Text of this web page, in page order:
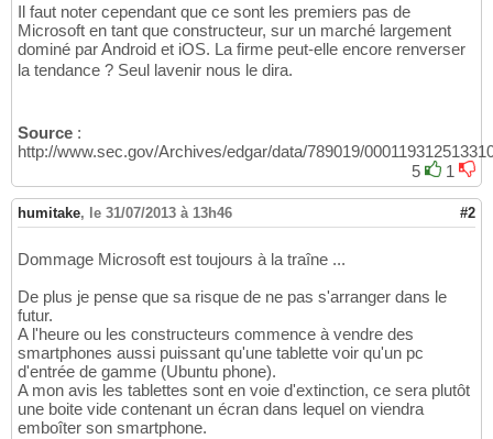
Il faut noter cependant que ce sont les premiers pas de
Microsoft en tant que constructeur, sur un marché largement
dominé par Android et iOS. La firme peut-elle encore renverser
la tendance ? Seul lavenir nous le dira.
Source :
http://www.sec.gov/Archives/edgar/data/789019/
5
1
humitake, le 31/07/2013 à 13h46 #2
Dommage Microsoft est toujours à la traîne ...
De plus je pense que sa risque de ne pas s'arranger dans le
futur.
A l'heure ou les constructeurs commence à vendre des
smartphones aussi puissant qu'une tablette voir qu'un pc
d'entrée de gamme (Ubuntu phone).
A mon avis les tablettes sont en voie d'extinction, ce sera plutôt
une boite vide contenant un écran dans lequel on viendra
emboîter son smartphone.